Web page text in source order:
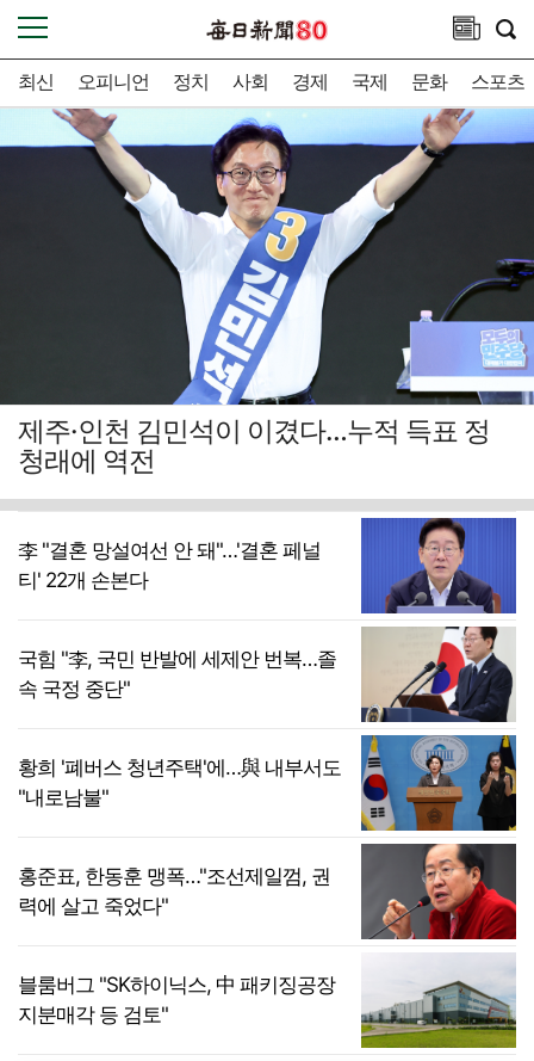
최신 오피니언 정치 사회 경제 국제 문화 스포츠
제주·인천 김민석이 이겼다…누적 득표 정
청래에 역전
李 "결혼 망설여선 안 돼"…'결혼 페널
티' 22개 손본다
국힘 "李, 국민 반발에 세제안 번복…졸
속 국정 중단"
황희 '폐버스 청년주택'에…與 내부서도
"내로남불"
홍준표, 한동훈 맹폭…"조선제일껌, 권
력에 살고 죽었다"
블룸버그 "SK하이닉스, 中 패키징공장
지분매각 등 검토"